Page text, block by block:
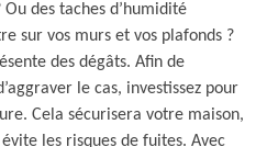
des taches d’humidité
sur vos murs et vos plafonds ?
des dégâts. Afin de
le cas, investissez pour
Cela sécurisera votre maison,
les risques de fuites. Avec